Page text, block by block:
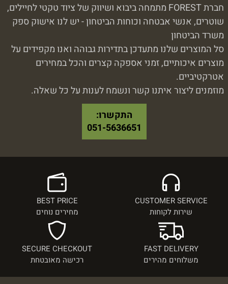
חברת FOREST מתמחה ביבוא ושיווק של ציוד טקטי לחיילים,
שוטרים, אנשי אבטחה וכוחות הביטחון - יש לנו אישוק ספק
משרד הביטחון
סל המוצרים שלנו מתעדכן בתדירות גבוהה ואנו מקפידים על
מוצרים איכותיים, זמני אספקה קצרים והכל במחירים
אטרקטיביים.
מוזמנים ליצור איתנו קשר ונשמח לענות על כל שאלה.
התקשרו:
051-5636651
CUSTOMER SERVICE
שירות לקוחות
BEST PRICE
מחירים נוחים
FAST DELIVERY
משלוחים מהירים
SECURE CHECKOUT
רכישה מאובטחת